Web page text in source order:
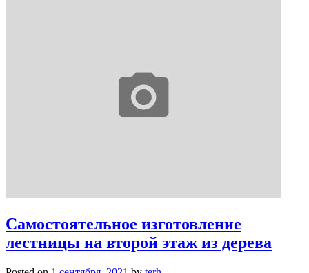
Самостоятельное изготовление
лестницы на второй этаж из дерева